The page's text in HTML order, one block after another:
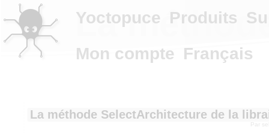
La
La méthode SelectArchitecture de la
Par
Yoctopuce Produits
Mon compte Français